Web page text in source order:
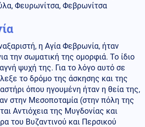
Φευρωνίτσα, Φεβρωνίτσα
η Αγία Φεβρωνία, ήταν
την σωματική της ομορφιά. Το ίδιο
ψυχή της. Για το λόγο αυτό σε
το δρόμο της άσκησης και της
όπου ηγουμένη ήταν η θεία της,
στην Μεσοποταμία (στην πόλη της
Αντιόχεια της Μυγδονίας και
του Βυζαντινού και Περσικού